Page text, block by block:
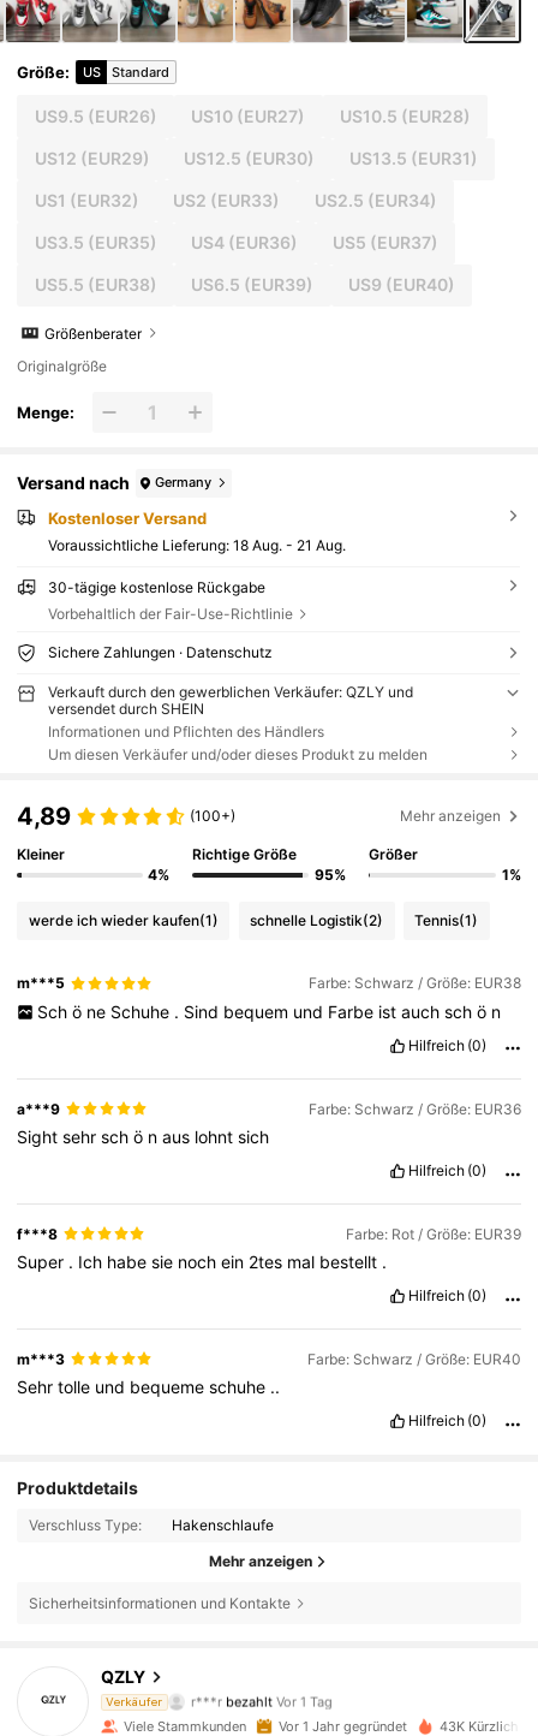
Größe: US Standard
US9.5 (EUR26) US10 (EUR27) US10.5 (EUR28)
US12 (EUR29) US12.5 (EUR30) US13.5 (EUR31)
US1 (EUR32) US2 (EUR33) US2.5 (EUR34)
US3.5 (EUR35) US4 (EUR36) US5 (EUR37)
US5.5 (EUR38) US6.5 (EUR39) US9 (EUR40)
Größenberater
Originalgröße
Menge:
Versand nach Germany
Kostenloser Versand
Voraussichtliche Lieferung: 18 Aug. - 21 Aug.
30-tägige kostenlose Rückgabe
Vorbehaltlich der Fair-Use-Richtlinie
Sichere Zahlungen · Datenschutz
Verkauft durch den gewerblichen Verkäufer: QZLY und
versendet durch SHEIN
Informationen und Pflichten des Händlers
Um diesen Verkäufer und/oder dieses Produkt zu melden
4,89 (100+) Mehr anzeigen
Kleiner
4%
Richtige Größe
95%
Größer
1%
werde ich wieder kaufen(1) schnelle Logistik(2) Tennis(1)
m***5 Farbe: Schwarz / Größe: EUR38
Sch ö ne Schuhe . Sind bequem und Farbe ist auch sch ö n
Hilfreich (0)
a***9 Farbe: Schwarz / Größe: EUR36
Sightsehrschö naus lohntsich
Hilfreich (0)
f***8 Farbe: Rot / Größe: EUR39
Super . Ich habesie nochein 2tes mal bestellt .
Hilfreich (0)
m***3 Farbe: Schwarz / Größe: EUR40
Sehrtolle und bequemeschuhe ..
Hilfreich (0)
Produktdetails
Verschluss Type: Hakenschlaufe
Mehr anzeigen
Sicherheitsinformationen und Kontakte
QZLY
Verkäufer
r***r bezahlt Vor 1 Tag
l***7ist Vor 1 Tag gefolgt
Viele Stammkunden Vor 1 Jahr gegründet 43K Kürzlich